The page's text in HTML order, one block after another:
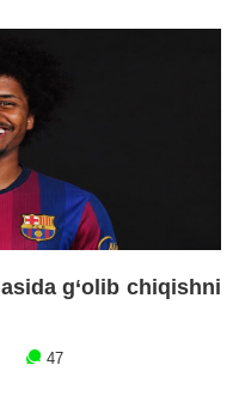
g‘olib chiqishni
47